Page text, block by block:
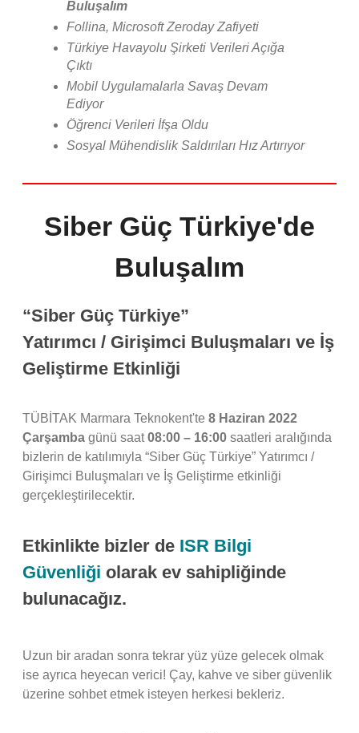
Buluşalım
Follina, Microsoft Zeroday Zafiyeti
Türkiye Havayolu Şirketi Verileri Açığa
Çıktı
Mobil Uygulamalarla Savaş Devam
Ediyor
Öğrenci Verileri İfşa Oldu
Sosyal Mühendislik Saldırıları Hız Artırıyor
Siber Güç Türkiye'de
Buluşalım
“Siber Güç Türkiye”
Yatırımcı / Girişimci Buluşmaları ve İş
Geliştirme Etkinliği
TÜBİTAK Marmara Teknokent'te 8 Haziran 2022
Çarşamba günü saat08:00 – 16:00 saatleri aralığında
bizlerin de katılımıyla “Siber Güç Türkiye” Yatırımcı /
Girişimci Buluşmaları ve İş Geliştirme etkinliği
gerçekleştirilecektir.
Etkinlikte bizler de ISR Bilgi
Güvenliği olarak ev sahipliğinde
bulunacağız.
Uzun bir aradan sonra tekrar yüz yüze gelecek olmak
ise ayrıca heyecan verici! Çay, kahve ve siber güvenlik
üzerine sohbet etmek isteyen herkesi bekleriz.